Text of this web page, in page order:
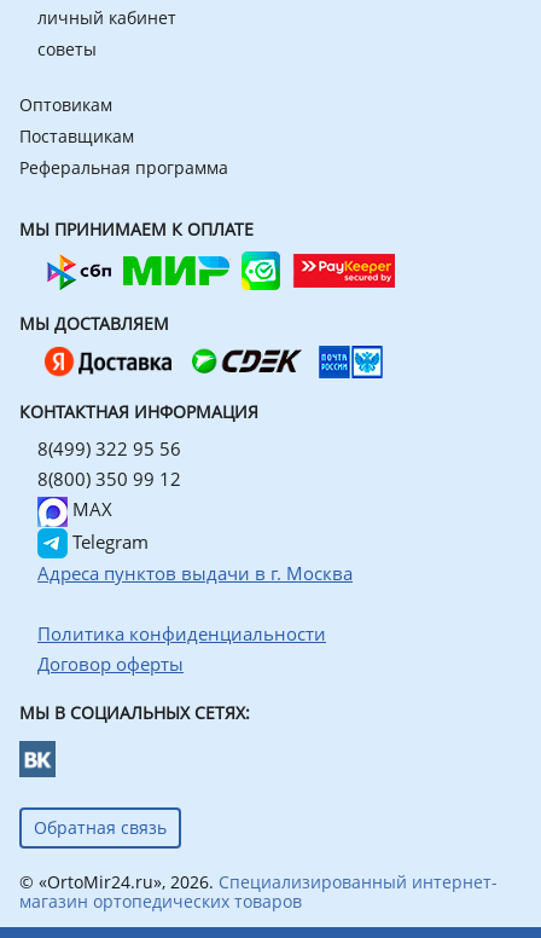
личный кабинет
советы
Оптовикам
Поставщикам
Реферальная программа
МЫ ПРИНИМАЕМ К ОПЛАТЕ
МЫ ДОСТАВЛЯЕМ
КОНТАКТНАЯ ИНФОРМАЦИЯ
8(499) 322 95 56
8(800) 350 99 12
MAX
Telegram
Адреса пунктов выдачи в г. Москва
Политика конфиденциальности
Договор оферты
МЫ В СОЦИАЛЬНЫХ СЕТЯХ:
Обратная связь
© «OrtoMir24.ru», 2026. Специализированный интернет-
магазин ортопедических товаров